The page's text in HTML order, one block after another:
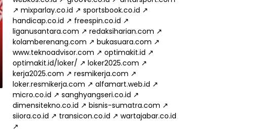
↗ mixparlay.co.id ↗ sportsbook.co.id ↗
handicap.co.id ↗ freespin.co.id ↗
liganusantara.com ↗ redaksiharian.com ↗
kolamberenang.com ↗ bukasuara.com ↗
www.teknoadvisor.com ↗ optimakit.id ↗
optimakit.id/loker/ ↗ loker2025.com ↗
kerja2025.com ↗ resmikerja.com ↗
loker.resmikerja.com ↗ alfamart.web.id ↗
micro.co.id ↗ sanghyangseri.co.id ↗
dimensitekno.co.id ↗ bisnis-sumatra.com ↗
siiora.co.id ↗ transicon.co.id ↗ wartajabar.co.id
↗